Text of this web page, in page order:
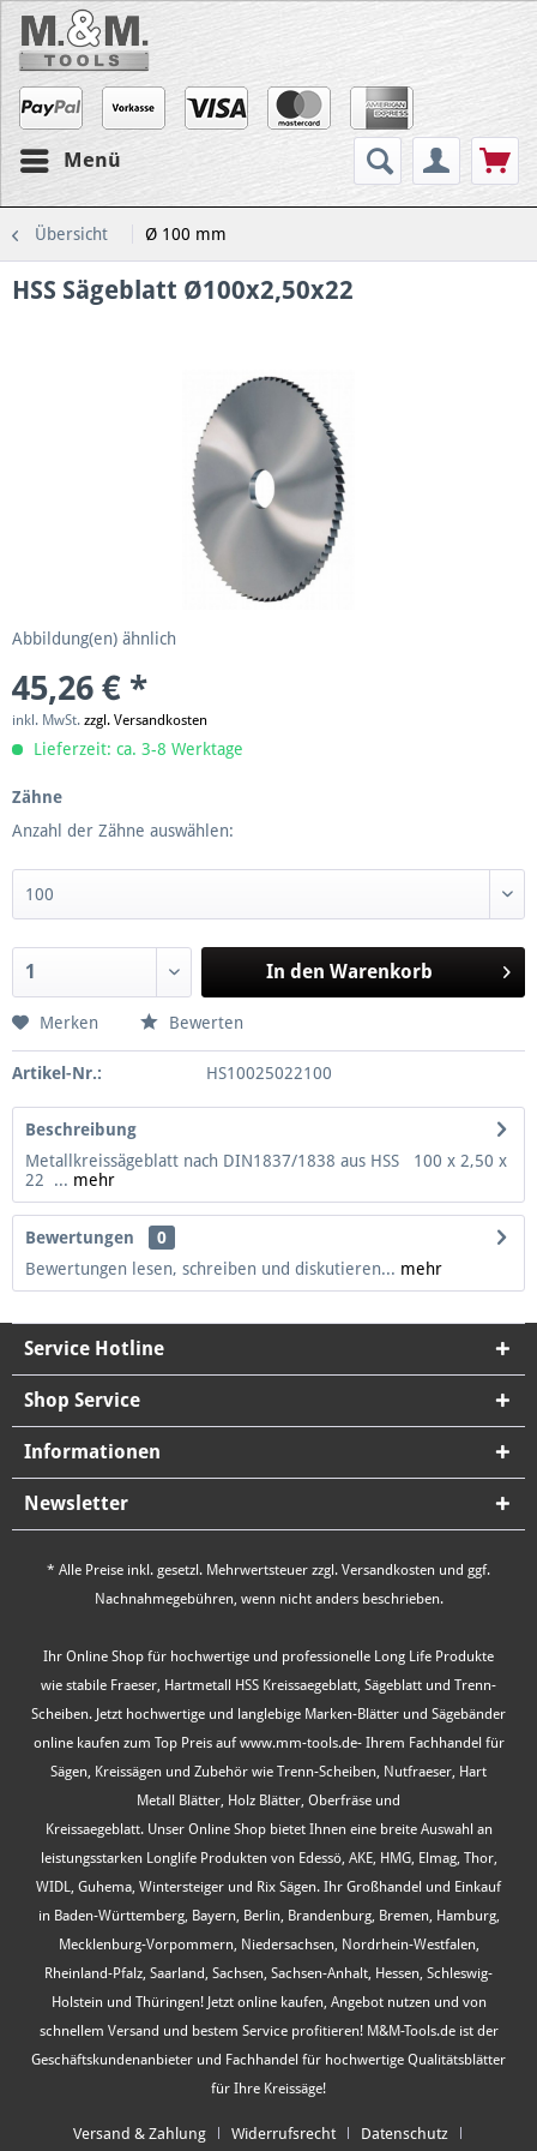
Menü
Übersicht Ø 100 mm
HSS Sägeblatt Ø100x2,50x22
Abbildung(en) ähnlich
45,26 € *
inkl. MwSt. zzgl. Versandkosten
Lieferzeit: ca. 3-8 Werktage
Zähne
Anzahl der Zähne auswählen:
In den Warenkorb
Merken Bewerten
Artikel-Nr.: HS10025022100
Beschreibung
Metallkreissägeblatt nach DIN1837/1838 aus HSS 100 x 2,50 x
22 ... mehr
Bewertungen
0
Bewertungen lesen, schreiben und diskutieren... mehr
Service Hotline
Shop Service
Informationen
Newsletter
* Alle Preise inkl. gesetzl. Mehrwertsteuer zzgl. Versandkosten und ggf.
Nachnahmegebühren, wenn nicht anders beschrieben.
Ihr Online Shop für hochwertige und professionelle Long Life Produkte
wie stabile Fraeser, Hartmetall HSS Kreissaegeblatt, Sägeblatt und Trenn-
Scheiben. Jetzt hochwertige und langlebige Marken-Blätter und Sägebänder
online kaufen zum Top Preis auf www.mm-tools.de- Ihrem Fachhandel für
Sägen, Kreissägen und Zubehör wie Trenn-Scheiben, Nutfraeser, Hart
Metall Blätter, Holz Blätter, Oberfräse und
Kreissaegeblatt. Unser Online Shop bietet Ihnen eine breite Auswahl an
leistungsstarken Longlife Produkten von Edessö, AKE, HMG, Elmag, Thor,
WIDL, Guhema, Wintersteiger und Rix Sägen. Ihr Großhandel und Einkauf
in Baden-Württemberg, Bayern, Berlin, Brandenburg, Bremen, Hamburg,
Mecklenburg-Vorpommern, Niedersachsen, Nordrhein-Westfalen,
Rheinland-Pfalz, Saarland, Sachsen, Sachsen-Anhalt, Hessen, Schleswig-
Holstein und Thüringen! Jetzt online kaufen, Angebot nutzen und von
schnellem Versand und bestem Service profitieren! M&M-Tools.de ist der
Geschäftskundenanbieter und Fachhandel für hochwertige Qualitätsblätter
für Ihre Kreissäge!
Versand & Zahlung Widerrufsrecht Datenschutz